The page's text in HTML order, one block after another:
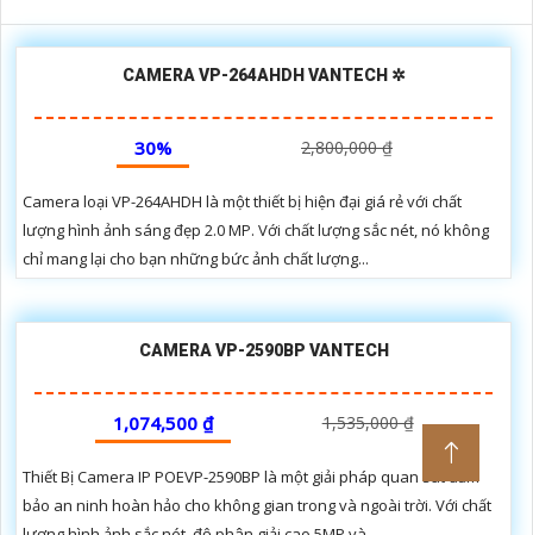
CAMERA VP-264AHDH VANTECH ✲
30% 2,800,000 ₫
Camera loại VP-264AHDH là một thiết bị hiện đại giá rẻ với chất
lượng hình ảnh sáng đẹp 2.0 MP. Với chất lượng sắc nét, nó không
chỉ mang lại cho bạn những bức ảnh chất lượng...
CAMERA VP-2590BP VANTECH
1,074,500 ₫ 1,535,000 ₫
Thiết Bị Camera IP POEVP-2590BP là một giải pháp quan sát đảm
bảo an ninh hoàn hảo cho không gian trong và ngoài trời. Với chất